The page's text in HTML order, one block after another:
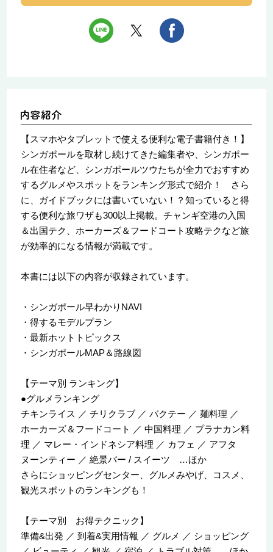
【スマホやタブレットで使える便利な電子書籍付き！】
シンガポールを取材し続けてきた編集者や、シンガポー
ル在住者など、シンガポールツウたちが全力でおすすめ
するグルメやスポットをランキング形式で紹介！ さら
に、ガイドブックには書いていない！？知っていると得
する便利な旅ワザも300以上掲載。チャンギ空港の入国
＆出国テク、ホーカーズ＆フードコート攻略テクなど旅
が効率的になる情報が満載です。
本書には以下の内容が収録されています。
・シンガポール早わかりNAVI
・得するモデルプラン
・最新ホットトピックス
・シンガポールMAP＆路線図
【テーマ別 ランキング】
●グルメランキング
チキンライス ／ チリクラブ ／ バクテー ／ 麺料理 ／
ホーカーズ＆フードコート ／ 中国料理 ／ プラナカン料
理 ／ マレー・インドネシア料理 ／ カフェ ／ アフタ
ヌーンティー ／ 絶景バー / スイーツ …ほか
さらにショッピングセンター、グルメみやげ、コスメ、
観光スポットのランキングも！
【テーマ別 お得テクニック】
準備&出発 ／ 到着&実用情報 ／ グルメ ／ ショッピング